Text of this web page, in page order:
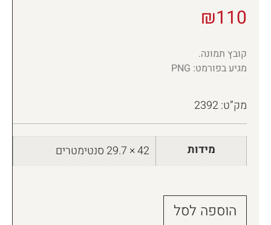
₪110
קובץ תמונה.
מגיע בפורמט: PNG
מק”ט: 2392
מידות 42 × 29.7 סנטימטרים
הוספה לסל